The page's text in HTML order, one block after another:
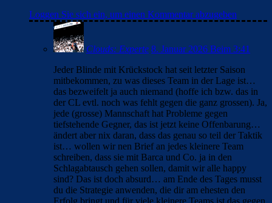
Loggen Sie sich ein, um einen Kommentar abzugeben
Clouds: Experte 8. Januar 2026 Beim 3:41
Jeder Blinde mit Krückstock hat seit letzter Saison
mitbekommen, zu was dieses Team in der Lage ist…
das bezweifelt ja auch niemand (hoffe ich bzw. das in
der CL evtl. noch was fehlt gegen die ganz grossen). Ja,
jede (grosse) Mannschaft hat Probleme gegen
tiefstehende Gegner, das ist jetzt keine Offenbarung…
ändert aber nix daran, dass das genau so teil der Taktik
ist… wollen wir nen Brief an jedes kleinere Team
schreiben, dass sie mit Barca und Co. ja in den
Schlagabtausch gehen sollen, damit wir alle happy
sind? Das ist doch absurd… am Ende des Tages musst
du die Strategie anwenden, die dir am ehesten den